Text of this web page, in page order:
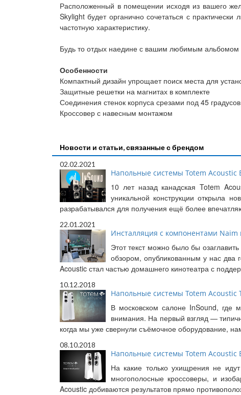
Расположенный в помещении исходя из вашего
Skylight будет органично сочетаться с
частотную характеристику.
Будь то отдых наедине с вашим любимым альбомом
Особенности
Компактный дизайн упрощает поиск места для
Защитные решетки на магнитах в комплекте
Соединения стенок корпуса срезами под 45
Кроссовер с навесным монтажом
Новости и статьи, связанные с брендом
02.02.2021
Напольные системы Totem Acoustic
10 лет назад канадская Totem
уникальной конструкции открыла
разрабатывался для получения ещё более
22.01.2021
Инсталляция с компонентами Naim
Этот текст можно было бы
обзором, опубликованным у нас два
Acoustic стал частью домашнего кинотеатра с
10.12.2018
Напольные системы Totem Acoustic
В московском салоне InSound, где
внимания. На первый взгляд —
когда мы уже свернули съёмочное оборудование,
08.10.2018
Напольные системы Totem Acoustic
На какие только ухищрения не
многополосные кроссоверы, и
Acoustic добиваются результатов прямо